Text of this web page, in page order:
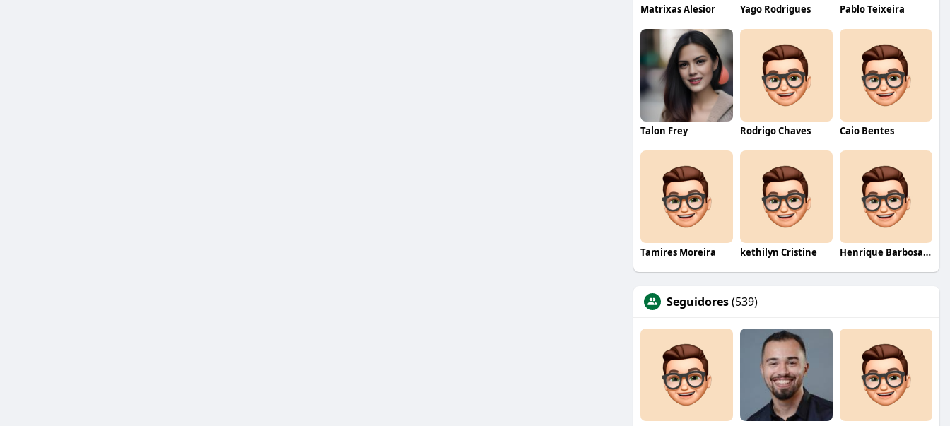
Matrixas Alesior Yago Rodrigues Pablo Teixeira
Talon Frey Rodrigo Chaves Caio Bentes
Tamires Moreira kethilyn Cristine Henrique Barbosa Yokobataki
Seguidores(539)